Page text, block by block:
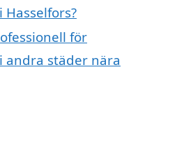
för
städer nära